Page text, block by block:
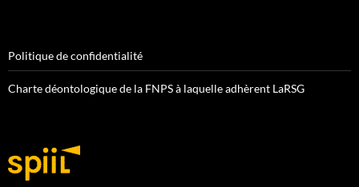
Politique de confidentialité
Charte déontologique de la FNPS à laquelle adhèrent LaRSG